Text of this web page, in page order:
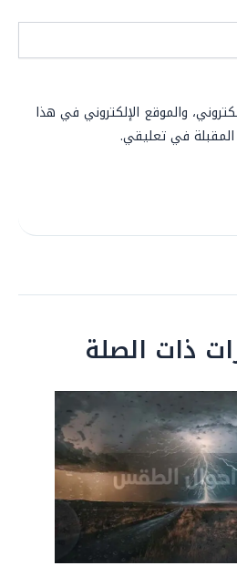
والموقع الإلكتروني في هذا
في تعليقي.
ذات الصلة